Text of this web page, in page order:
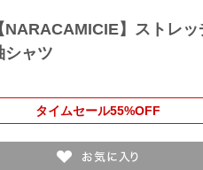
NARACAMICIE】ストレ
シャツ
タイムセール55%OFF